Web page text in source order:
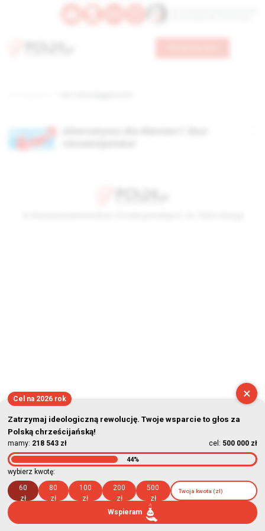
×
Cel na 2026 rok
Zatrzymaj ideologiczną rewolucję. Twoje wsparcie to głos za
Polską chrześcijańską!
mamy: 218 543 zł cel: 500 000 zł
44%
wybierz kwotę:
60
zł
80
zł
100
zł
200
zł
500
zł
Wspieram